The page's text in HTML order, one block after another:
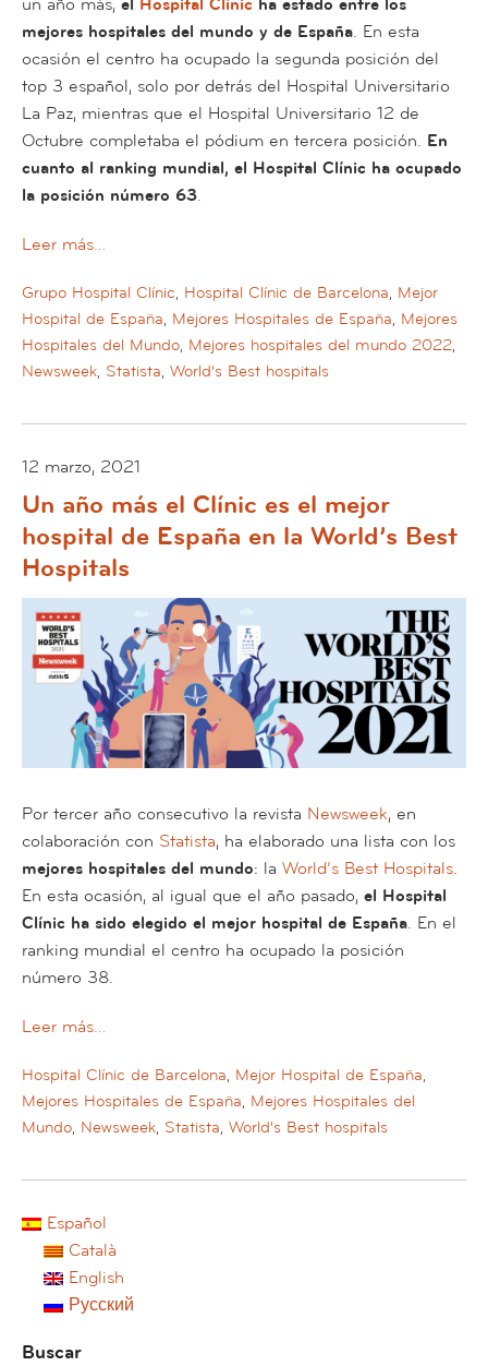
mejores hospitales del mundo y de España. En esta
ocasión el centro ha ocupado la segunda posición del
top 3 español, solo por detrás del Hospital Universitario
La Paz, mientras que el Hospital Universitario 12 de
Octubre completaba el pódium en tercera posición. En
cuanto al ranking mundial, el Hospital Clínic ha ocupado
la posición número 63.
Leer más…
Grupo Hospital Clínic, Hospital Clínic de Barcelona, Mejor
Hospital de España, Mejores Hospitales de España, Mejores
Hospitales del Mundo, Mejores hospitales del mundo 2022,
Newsweek, Statista, World's Best hospitals
12 marzo, 2021
Un año más el Clínic es el mejor
hospital de España en la World’s Best
Hospitals
Por tercer año consecutivo la revista Newsweek, en
colaboración con Statista, ha elaborado una lista con los
mejores hospitales del mundo: la World’s Best Hospitals.
En esta ocasión, al igual que el año pasado, el Hospital
Clínic ha sido elegido el mejor hospital de España. En el
ranking mundial el centro ha ocupado la posición
número 38.
Leer más…
Hospital Clínic de Barcelona, Mejor Hospital de España,
Mejores Hospitales de España, Mejores Hospitales del
Mundo, Newsweek, Statista, World's Best hospitals
Español
Català
English
Русский
Buscar